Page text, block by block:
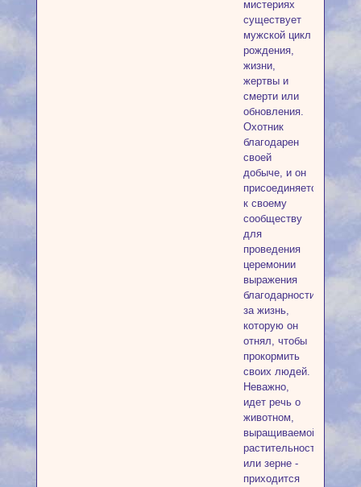
мистериях
существует
мужской цикл
рождения,
жизни,
жертвы и
смерти или
обновления.
Охотник
благодарен
своей
добыче, и он
присоединяется
к своему
сообществу
для
проведения
церемонии
выражения
благодарности
за жизнь,
которую он
отнял, чтобы
прокормить
своих людей.
Неважно,
идет речь о
животном,
выращиваемой
растительности
или зерне -
приходится